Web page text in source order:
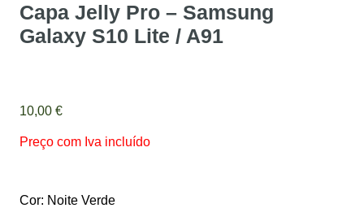
Capa Jelly Pro – Samsung
Galaxy S10 Lite / A91
10,00 €
Preço com Iva incluído
Cor: Noite Verde